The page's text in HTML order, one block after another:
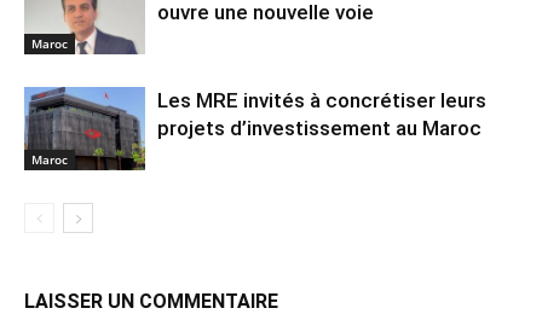
Maroc
ouvre une nouvelle voie
Maroc
Les MRE invités à concrétiser leurs
projets d’investissement au Maroc
LAISSER UN COMMENTAIRE